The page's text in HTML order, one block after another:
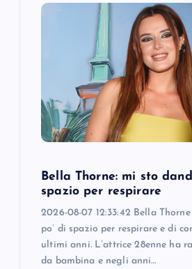
Bella Thorne: mi sto
spazio per respirare
2026-08-07 12:33:42 Bella Thorne
po’ di spazio per respirare e di
ultimi anni. L’attrice 28enne ha
da bambina e negli anni…